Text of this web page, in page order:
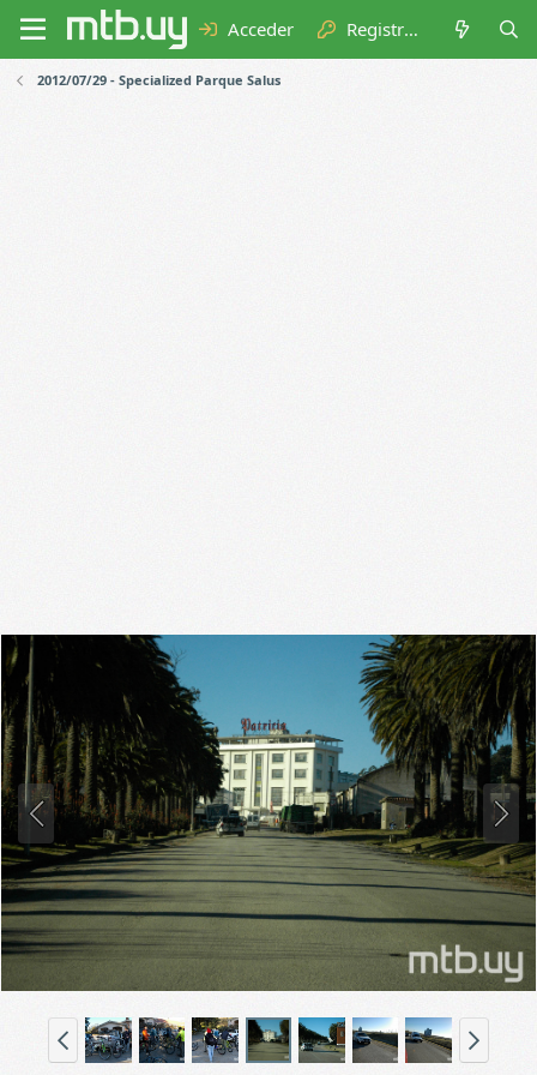
Acceder Registrarse
2012/07/29 - Specialized Parque Salus